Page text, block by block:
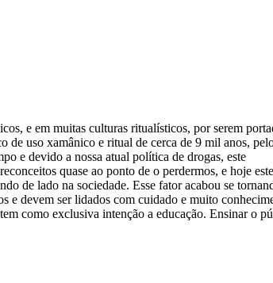
e em muitas culturas ritualísticos, por serem
de uso xamânico e ritual de cerca de 9 mil anos,
e devido a nossa atual política de drogas, este
quase ao ponto de o perdermos, e hoje este
de lado na sociedade. Esse fator acabou se
e devem ser lidados com cuidado e muito
como exclusiva intenção a educação. Ensinar o